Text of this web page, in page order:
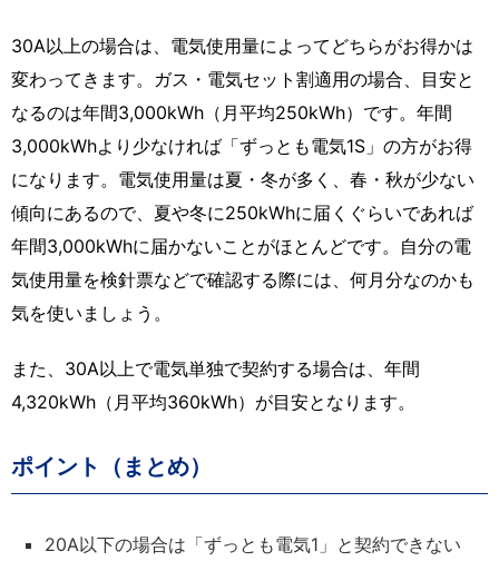
30A以上の場合は、電気使用量によってどちらがお得かは
変わってきます。ガス・電気セット割適用の場合、目安と
なるのは年間3,000kWh（月平均250kWh）です。年間
3,000kWhより少なければ「ずっとも電気1S」の方がお得
になります。電気使用量は夏・冬が多く、春・秋が少ない
傾向にあるので、夏や冬に250kWhに届くぐらいであれば
年間3,000kWhに届かないことがほとんどです。自分の電
気使用量を検針票などで確認する際には、何月分なのかも
気を使いましょう。
また、30A以上で電気単独で契約する場合は、年間
4,320kWh（月平均360kWh）が目安となります。
ポイント（まとめ）
20A以下の場合は「ずっとも電気1」と契約できない